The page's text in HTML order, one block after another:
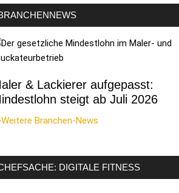
& Lackierer aufgepasst:
steigt ab Juli 2026
Branchen-News
DIGITALE FITNESS